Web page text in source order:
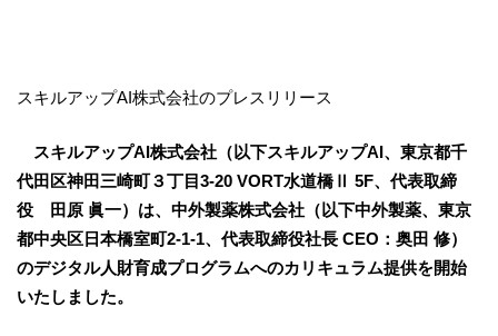
スキルアップAI株式会社のプレスリリース
スキルアップAI株式会社（以下スキルアップAI、東京都千
代田区神田三崎町３丁目3-20 VORT水道橋Ⅱ 5F、代表取締
役 田原 眞一）は、中外製薬株式会社（以下中外製薬、東京
都中央区日本橋室町2-1-1、代表取締役社長 CEO：奥田 修）
のデジタル人財育成プログラムへのカリキュラム提供を開始
いたしました。